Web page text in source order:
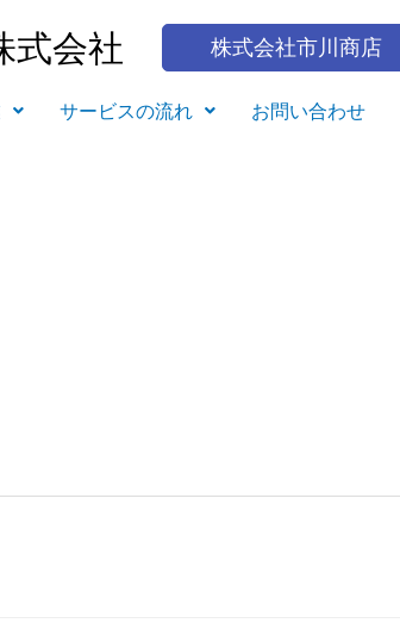
式会社 株式会社市川商店
サービスの流れ お問い合わせ